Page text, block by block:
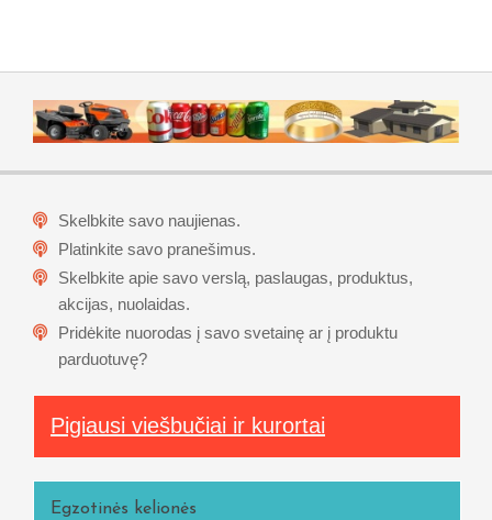
Skelbkite savo naujienas.
Platinkite savo pranešimus.
Skelbkite apie savo verslą, paslaugas, produktus,
akcijas, nuolaidas.
Pridėkite nuorodas į savo svetainę ar į produktu
parduotuvę?
Pigiausi viešbučiai ir kurortai
Egzotinės kelionės